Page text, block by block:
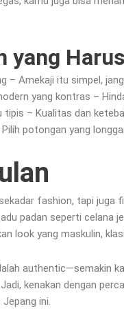
yang
– Amekaji itu simpel,
yang kontras –
tipis – Kualitas dan
potongan yang
fashion, tapi juga
padan seperti celana
look yang maskulin,
authentic—semakin
kenakan dengan
ini.